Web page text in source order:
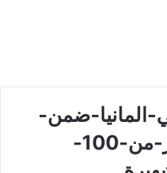
المانيا-ضمن-
تطبيق-يجمع-أكثر-من-100-